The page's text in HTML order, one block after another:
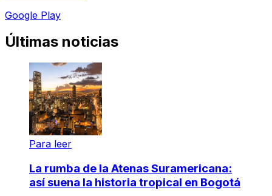
Google Play
Últimas noticias
Para leer
La rumba de la Atenas Suramericana:
así suena la historia tropical en Bogotá